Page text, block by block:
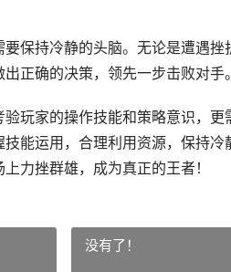
保持冷静的头脑。无论是遭遇
正确的决策，领先一步击败对手。
玩家的操作技能和策略意识，
能运用，合理利用资源，保持冷
力挫群雄，成为真正的王者！
没有了！